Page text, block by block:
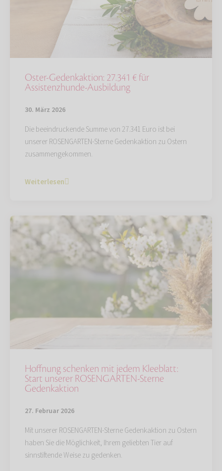
Oster-Gedenkaktion: 27.341 € für
Assistenzhunde-Ausbildung
30. März 2026
Die beeindruckende Summe von 27.341 Euro ist bei
unserer ROSENGARTEN-Sterne Gedenkaktion zu Ostern
zusammengekommen.
Weiterlesen
Hoffnung schenken mit jedem Kleeblatt:
Start unserer ROSENGARTEN-Sterne
Gedenkaktion
27. Februar 2026
Mit unserer ROSENGARTEN-Sterne Gedenkaktion zu Ostern
haben Sie die Möglichkeit, Ihrem geliebten Tier auf
sinnstiftende Weise zu gedenken.